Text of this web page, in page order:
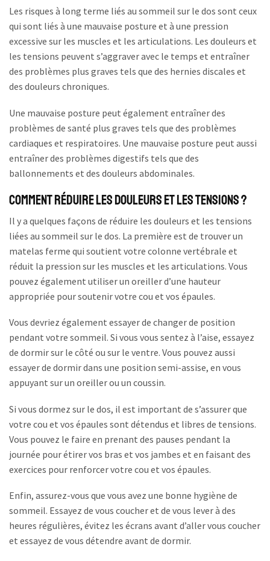
Les risques à long terme liés au sommeil sur le dos sont ceux
qui sont liés à une mauvaise posture et à une pression
excessive sur les muscles et les articulations. Les douleurs et
les tensions peuvent s’aggraver avec le temps et entraîner
des problèmes plus graves tels que des hernies discales et
des douleurs chroniques.
Une mauvaise posture peut également entraîner des
problèmes de santé plus graves tels que des problèmes
cardiaques et respiratoires. Une mauvaise posture peut aussi
entraîner des problèmes digestifs tels que des
ballonnements et des douleurs abdominales.
Comment Réduire les Douleurs et les Tensions ?
Il y a quelques façons de réduire les douleurs et les tensions
liées au sommeil sur le dos. La première est de trouver un
matelas ferme qui soutient votre colonne vertébrale et
réduit la pression sur les muscles et les articulations. Vous
pouvez également utiliser un oreiller d’une hauteur
appropriée pour soutenir votre cou et vos épaules.
Vous devriez également essayer de changer de position
pendant votre sommeil. Si vous vous sentez à l’aise, essayez
de dormir sur le côté ou sur le ventre. Vous pouvez aussi
essayer de dormir dans une position semi-assise, en vous
appuyant sur un oreiller ou un coussin.
Si vous dormez sur le dos, il est important de s’assurer que
votre cou et vos épaules sont détendus et libres de tensions.
Vous pouvez le faire en prenant des pauses pendant la
journée pour étirer vos bras et vos jambes et en faisant des
exercices pour renforcer votre cou et vos épaules.
Enfin, assurez-vous que vous avez une bonne hygiène de
sommeil. Essayez de vous coucher et de vous lever à des
heures régulières, évitez les écrans avant d’aller vous coucher
et essayez de vous détendre avant de dormir.